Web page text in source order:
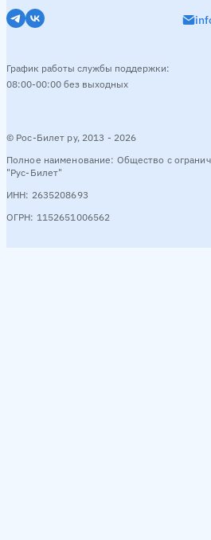
© Рос-Билет ру, 2013 - 2026
Полное наименование: Общество с
"Рус-Билет"
ИНН: 2635208693
ОГРН: 1152651006562
График работы службы поддержки:
08:00-00:00 без выходных